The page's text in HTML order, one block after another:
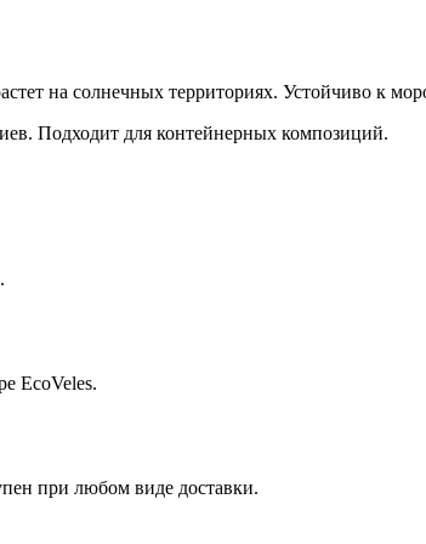
на солнечных территориях. Устойчиво к
Подходит для контейнерных композиций.
EcoVeles.
при любом виде доставки.